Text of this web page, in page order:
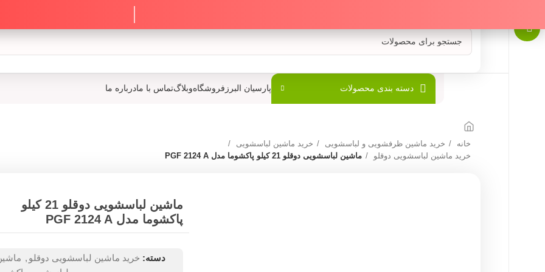
دسته بندی محصولات پارسیان البرز فروشگاهوبلاگتماس با مادرباره ما
خانه خرید ماشین ظرفشویی و لباسشویی
خرید ماشین لباسشویی
خرید ماشین لباسشویی دوقلو
ماشین لباسشویی دوقلو 21 کیلو پاکشوما مدل PGF 2124 A
ماشین لباسشویی دوقلو 21 کیلو
پاکشوما مدل PGF 2124 A
دسته: خرید ماشین لباسشویی دوقلو ,